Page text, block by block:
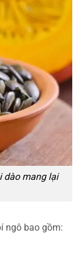
dào mang lại
ngô bao gồm: